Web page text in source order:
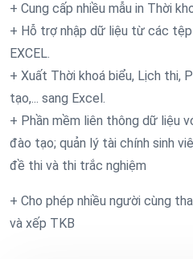
+ Cung cấp nhiều mẫu in Thời
+ Hỗ trợ nhập dữ liệu từ các
EXCEL.
+ Xuất Thời khoá biểu, Lịch thi,
tạo,... sang Excel.
+ Phần mềm liên thông dữ liệu
đào tạo; quản lý tài chính sinh
đề thi và thi trắc nghiệm
+ Cho phép nhiều người cùng
và xếp TKB